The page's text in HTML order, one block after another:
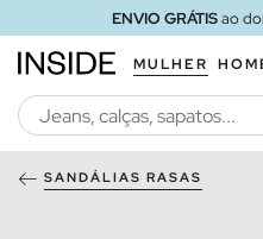
ENVIO GRÁTISao
MULHER
SANDÁLIAS RASAS